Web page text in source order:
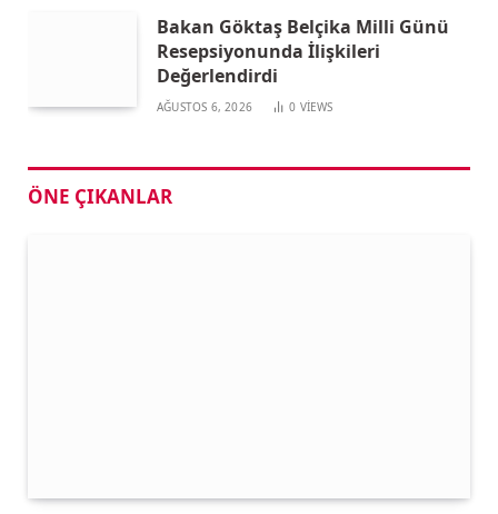
Bakan Göktaş Belçika Milli Günü
Resepsiyonunda İlişkileri
Değerlendirdi
AĞUSTOS 6, 2026 0 VIEWS
ÖNE ÇIKANLAR